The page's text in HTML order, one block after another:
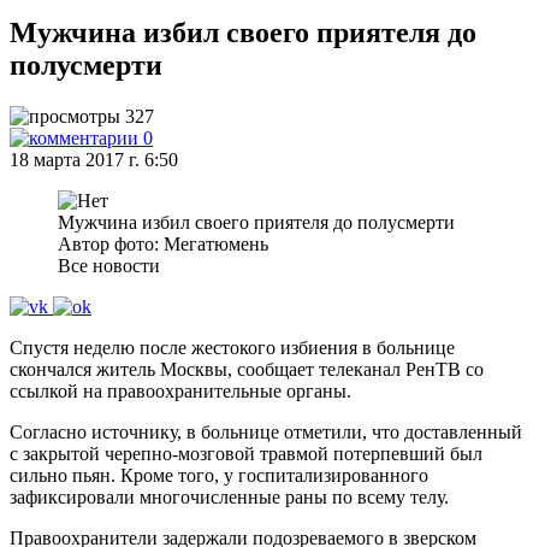
Мужчина избил своего приятеля до
полусмерти
327
0
18 марта 2017 г. 6:50
Мужчина избил своего приятеля до полусмерти
Автор фото: Мегатюмень
Все новости
Спустя неделю после жестокого избиения в больнице
скончался житель Москвы, сообщает телеканал РенТВ со
ссылкой на правоохранительные органы.
Согласно источнику, в больнице отметили, что доставленный
с закрытой черепно-мозговой травмой потерпевший был
сильно пьян. Кроме того, у госпитализированного
зафиксировали многочисленные раны по всему телу.
Правоохранители задержали подозреваемого в зверском